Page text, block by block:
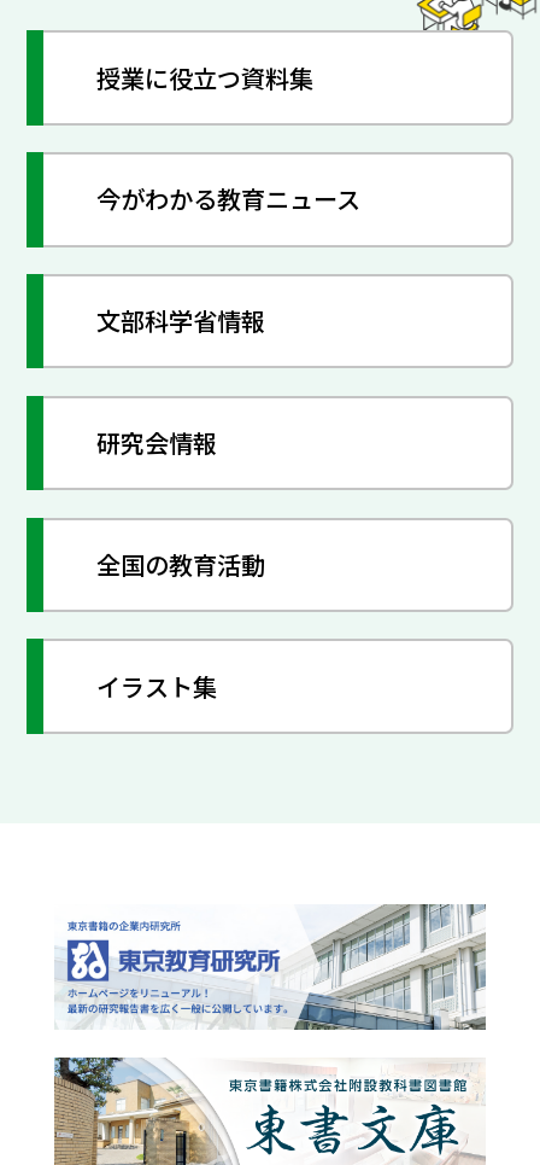
授業に役立つ資料集
今がわかる教育ニュース
文部科学省情報
研究会情報
全国の教育活動
イラスト集